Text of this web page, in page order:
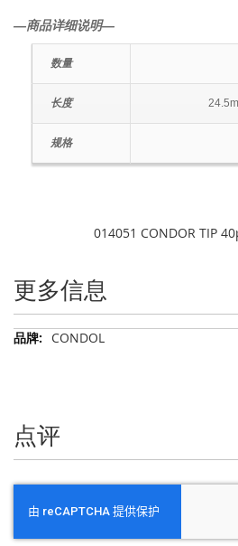
―商品详细说明―
数量
长度
规格
014051 CONDOR TIP
更多信息
更
CONDOL
点评